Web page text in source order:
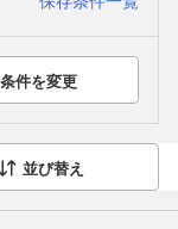
条件を変更
並び替え